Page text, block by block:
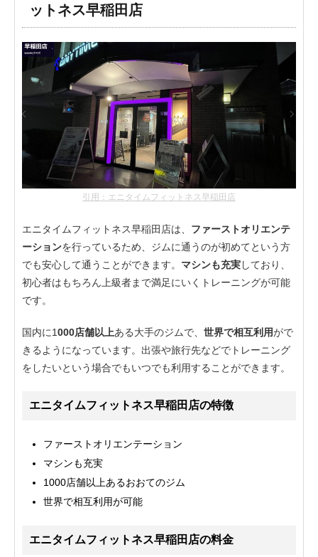
ットネス早稲田店
引用：エニタイムフィットネス早稲田店
エニタイムフィットネス早稲田店は、 ファーストオリエンテ
ーションを行っているため、ジムに通うのが初めてという方
でも安心して通うことができます。 マシンも充実しており、
初心者はもちろん上級者まで満足にいくトレーニングが可能
です。
国内に1000店舗以上ある大手のジムで、 世界で相互利用がで
きるようになっています。出張や旅行先などでトレーニング
をしたいという場合でもいつでも利用することができます。
エニタイムフィットネス早稲田店の特徴
ファーストオリエンテーション
マシンも充実
1000店舗以上あるおおてのジム
世界で相互利用が可能
エニタイムフィットネス早稲田店の料金